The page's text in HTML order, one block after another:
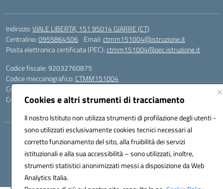
Cookies e altri strumenti di tracciamento
Il nostro Istituto non utilizza strumenti di profilazione degli utenti -
sono utilizzati esclusivamente cookies tecnici necessari al
corretto funzionamento del sito, alla fruibilità dei servizi
istituzionali e alla sua accessibilità – sono utilizzati, inoltre,
strumenti statistici anonimizzati messi a disposizione da Web
Analytics Italia.
Indirizzo:VIALE LIBERTA’, 151 95014 GIARRE (CT)
Centralino:0955864506 Email:ctmm151004@istruzione.it
Posta elettronica certificata (PEC):ctmm151004@pec.istruzione.it
Codice fiscale: 92032760875
Codice meccanografico: CTMM151004
Codice Indice delle Pubbliche Amministrazioni (IPA): cpiacd
Codice unico di fatturazione (CUF): UF783Q
Hosting & Powered by 3D Solution S.r.l.
Concept & Design by Designers Italia